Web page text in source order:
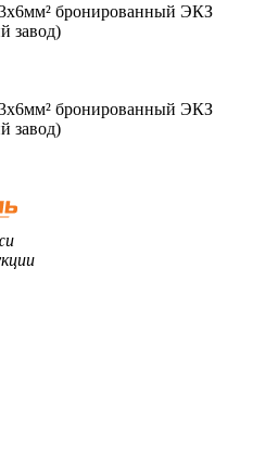
бронированный ЭКЗ
завод)
бронированный ЭКЗ
завод)